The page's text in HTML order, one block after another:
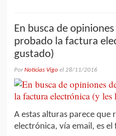
En busca de
probado la factura
gustado)
PorNoticias Vigo el 28/11/2016
A estas alturas parece que
electrónica, vía email, es